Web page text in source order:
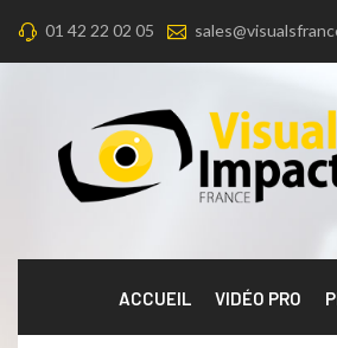
01 42 22 02 05
ACCUEIL VIDÉO PRO